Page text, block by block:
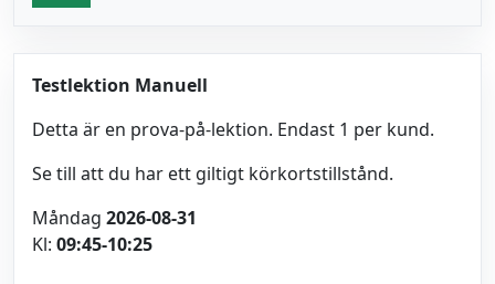
Testlektion Manuell
Detta är en prova-på-lektion. Endast 1 per kund.
Se till att du har ett giltigt körkortstillstånd.
Måndag 2026-08-31
Kl: 09:45-10:25